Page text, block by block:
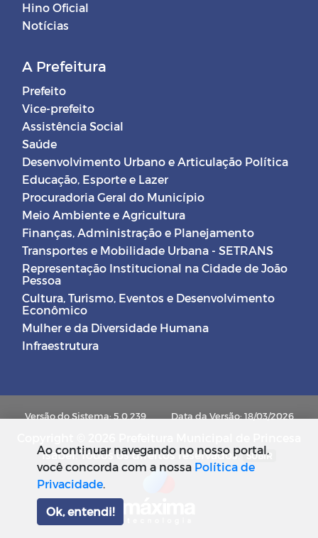
Hino Oficial
Notícias
A Prefeitura
Prefeito
Vice-prefeito
Assistência Social
Saúde
Desenvolvimento Urbano e Articulação Política
Educação, Esporte e Lazer
Procuradoria Geral do Município
Meio Ambiente e Agricultura
Finanças, Administração e Planejamento
Transportes e Mobilidade Urbana - SETRANS
Representação Institucional na Cidade de João
Pessoa
Cultura, Turismo, Eventos e Desenvolvimento
Econômico
Mulher e da Diversidade Humana
Infraestrutura
Versão do Sistema: 5.0.239 Data da Versão: 18/03/2026
Isabel. Todos os direitos reservados. SUBIR
Ao continuar navegando no nosso portal,
você concorda com a nossa Política de
Privacidade.
Ok, entendi!